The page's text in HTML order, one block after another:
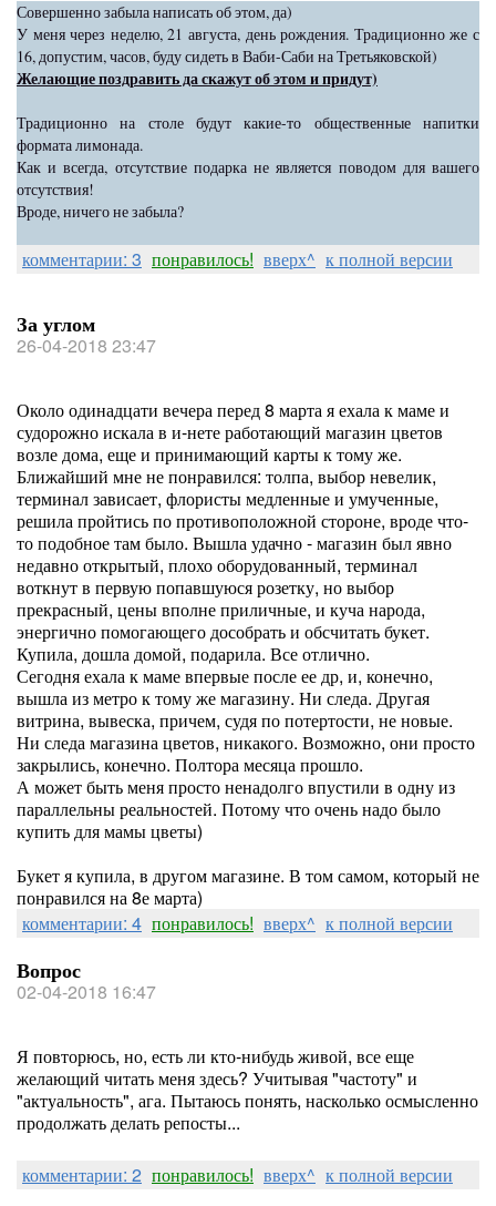
Совершенно забыла написать об этом, да)
У меня через неделю, 21 августа, день рождения. Традиционно же с
16, допустим, часов, буду сидеть в Ваби-Саби на Третьяковской)
Желающие поздравить да скажут об этом и придут)
Традиционно на столе будут какие-то общественные напитки
формата лимонада.
Как и всегда, отсутствие подарка не является поводом для вашего
отсутствия!
Вроде, ничего не забыла?
комментарии: 3 понравилось! вверх^ к полной версии
За углом
26-04-2018 23:47
Около одинадцати вечера перед 8 марта я ехала к маме и
судорожно искала в и-нете работающий магазин цветов
возле дома, еще и принимающий карты к тому же.
Ближайший мне не понравился: толпа, выбор невелик,
терминал зависает, флористы медленные и умученные,
решила пройтись по противоположной стороне, вроде что-
то подобное там было. Вышла удачно - магазин был явно
недавно открытый, плохо оборудованный, терминал
воткнут в первую попавшуюся розетку, но выбор
прекрасный, цены вполне приличные, и куча народа,
энергично помогающего дособрать и обсчитать букет.
Купила, дошла домой, подарила. Все отлично.
Сегодня ехала к маме впервые после ее др, и, конечно,
вышла из метро к тому же магазину. Ни следа. Другая
витрина, вывеска, причем, судя по потертости, не новые.
Ни следа магазина цветов, никакого. Возможно, они просто
закрылись, конечно. Полтора месяца прошло.
А может быть меня просто ненадолго впустили в одну из
параллельны реальностей. Потому что очень надо было
купить для мамы цветы)
Букет я купила, в другом магазине. В том самом, который не
понравился на 8е марта)
комментарии: 4 понравилось! вверх^ к полной версии
Вопрос
02-04-2018 16:47
Я повторюсь, но, есть ли кто-нибудь живой, все еще
желающий читать меня здесь? Учитывая "частоту" и
"актуальность", ага. Пытаюсь понять, насколько осмысленно
продолжать делать репосты...
комментарии: 2 понравилось! вверх^ к полной версии